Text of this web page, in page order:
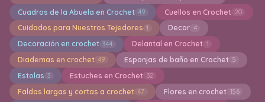
Cuadros de la Abuela en Crochet 49 Cuellos en Crochet 20
Cuidados para Nuestros Tejedores 1 Decor 4
Decoración en crochet 344 Delantal en Crochet 1
Diademas en crochet 49 Esponjas de baño en Crochet 5
Estolas 3 Estuches en Crochet 32
Faldas largas y cortas a crochet 47 Flores en crochet 156